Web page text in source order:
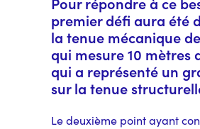
premier défi aura été
la tenue mécanique
qui mesure 10 mètres
qui a représenté un
sur la tenue
Le deuxième point ayant